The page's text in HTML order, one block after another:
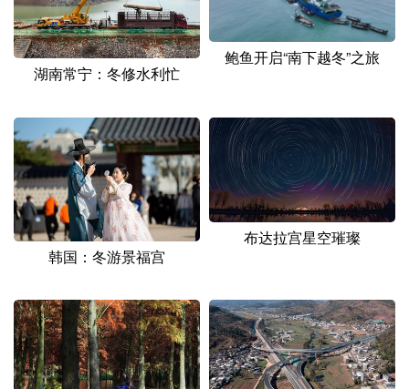
湖南常宁：冬修水利忙
鲍鱼开启“南下越冬”之旅
韩国：冬游景福宫
布达拉宫星空璀璨